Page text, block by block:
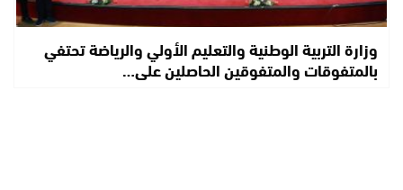
وزارة التربية الوطنية والتعليم الأولي والرياضة تحتفي
بالمتفوقات والمتفوقين الحاصلين على…